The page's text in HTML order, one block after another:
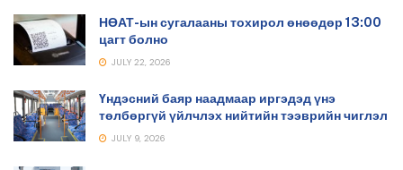
НӨАТ-ын сугалааны тохирол өнөөдөр 13:00
цагт болно
JULY 22, 2026
Үндэсний баяр наадмаар иргэдэд үнэ
төлбөргүй үйлчлэх нийтийн тээврийн чиглэл
JULY 9, 2026